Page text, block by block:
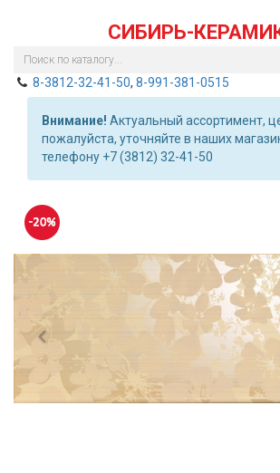
СИБИРЬ-
8-3812-32-41-50, 8-991-381-0515
Внимание! Актуальный ассортимент,
пожалуйста, уточняйте в наших
телефону +7 (3812) 32-41-50
Previous